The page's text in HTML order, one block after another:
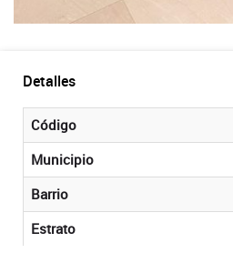
Detalles
Código
Municipio
Barrio
Estrato